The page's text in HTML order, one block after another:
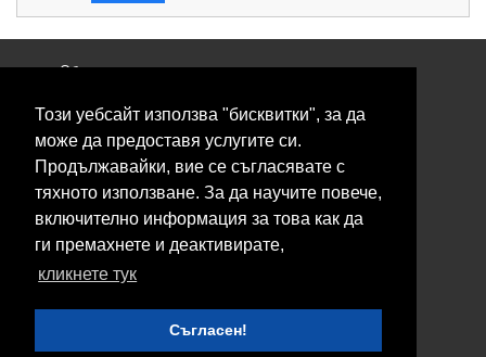
Този уебсайт използва "бисквитки", за да
може да предоставя услугите си.
Продължавайки, вие се съгласявате с
тяхното използване. За да научите повече,
включително информация за това как да
ги премахнете и деактивирате,
кликнете тук
Съгласен!
Общи условия
Свържете се с нас
Контакти
Нашите сервизи
Блог
© 2026 Fransizkup.bg всички права запазени
Изграждане и поддръжка от
Boby_fransizkup